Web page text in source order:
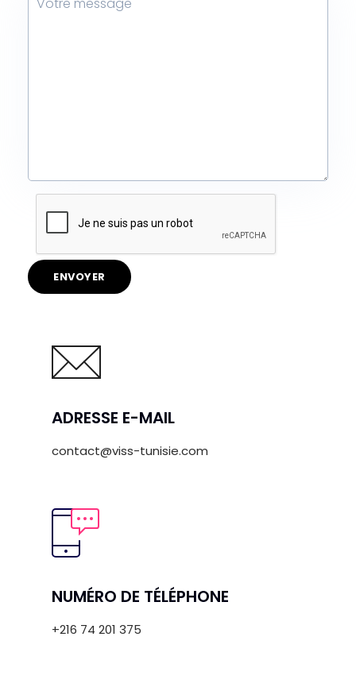
ADRESSE E-MAIL
contact@viss-tunisie.com
NUMÉRO DE TÉLÉPHONE
+216 74 201 375